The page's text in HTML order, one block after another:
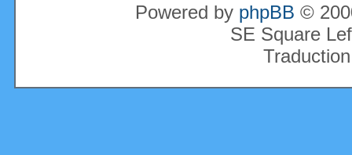
Powered by phpBB ©
SE Square